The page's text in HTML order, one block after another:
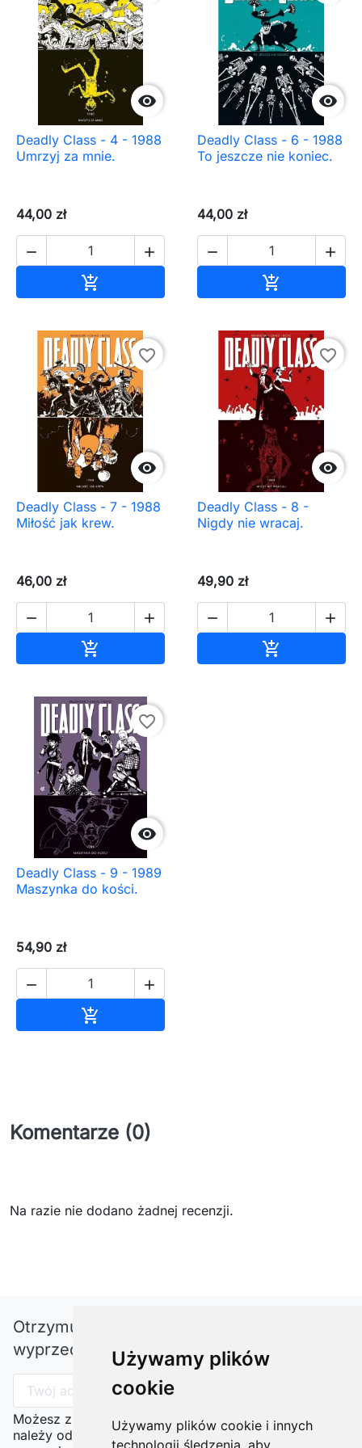
Używamy plików
cookie
Używamy plików cookie i innych
technologii śledzenia, aby

Deadly Class - 4 - 1988
Umrzyj za mnie.
44,00 zł
 


Deadly Class - 6 - 1988
To jeszcze nie koniec.
44,00 zł
 


favorite_border
Deadly Class - 7 - 1988
Miłość jak krew.
46,00 zł
 


favorite_border
Deadly Class - 8 -
Nigdy nie wracaj.
49,90 zł
 


favorite_border
Deadly Class - 9 - 1989
Maszynka do kości.
54,90 zł
 

Komentarze (0)
Na razie nie dodano żadnej recenzji.
Otrzymuj informację o nowościach i
wyprzedażach
Możesz zrezygnować w każdej chwili. W tym celu
należy odnaleźć szczegóły w naszej informacji